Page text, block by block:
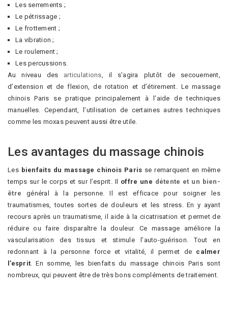
Les serrements ;
Le pétrissage ;
Le frottement ;
La vibration ;
Le roulement ;
Les percussions.
Au niveau des articulations , il s’agira plutôt de secouement,
d’extension et de flexion, de rotation et d’étirement. Le massage
chinois Paris se pratique principalement à l’aide de techniques
manuelles. Cependant, l’utilisation de certaines autres techniques
comme les moxas peuvent aussi être utile.
Les avantages du massage chinois
Les bienfaits du massage chinois Paris se remarquent en même
temps sur le corps et sur l’esprit. Il offre une détente et un bien-
être général à la personne. Il est efficace pour soigner les
traumatismes, toutes sortes de douleurs et les stress. En y ayant
recours après un traumatisme, il aide à la cicatrisation et permet de
réduire ou faire disparaître la douleur. Ce massage améliore la
vascularisation des tissus et stimule l’auto-guérison. Tout en
redonnant à la personne force et vitalité, il permet de calmer
l’esprit . En somme, les bienfaits du massage chinois Paris sont
nombreux, qui peuvent être de très bons compléments de traitement.